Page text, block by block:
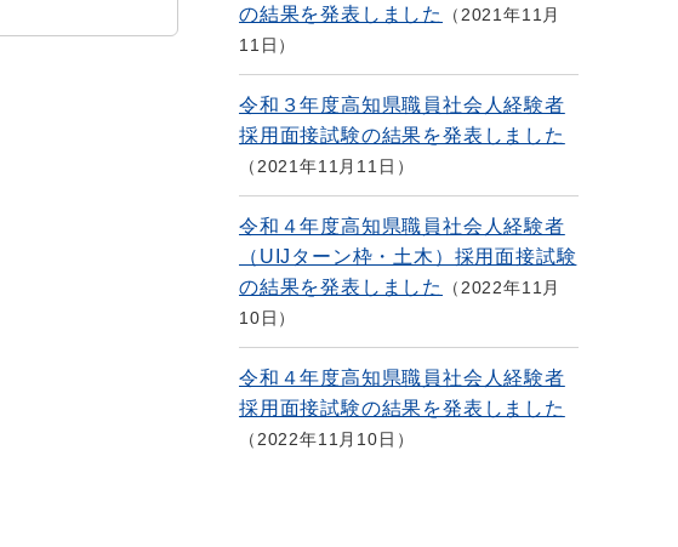
の結果を発表しました
2021年11月
11日
令和３年度高知県職員社会人経験者
採用面接試験の結果を発表しました
2021年11月11日
令和４年度高知県職員社会人経験者
（UIJターン枠・土木）採用面接試験
の結果を発表しました
2022年11月
10日
令和４年度高知県職員社会人経験者
採用面接試験の結果を発表しました
2022年11月10日